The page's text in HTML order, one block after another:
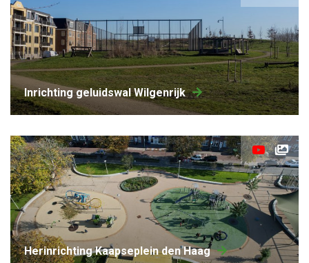
Inrichting geluidswal Wilgenrijk
herinrichting Kaapseplein den Haag